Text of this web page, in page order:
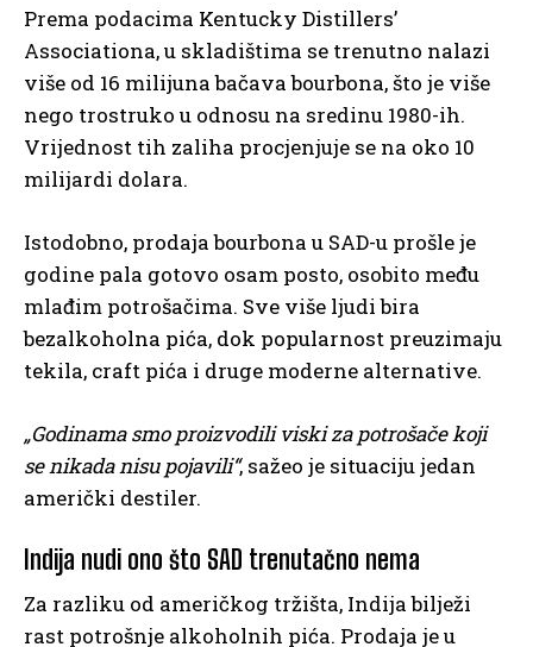
Prema podacima Kentucky Distillers’
Associationa, u skladištima se trenutno nalazi
više od 16 milijuna bačava bourbona, što je više
nego trostruko u odnosu na sredinu 1980-ih.
Vrijednost tih zaliha procjenjuje se na oko 10
milijardi dolara.
Istodobno, prodaja bourbona u SAD-u prošle je
godine pala gotovo osam posto, osobito među
mlađim potrošačima. Sve više ljudi bira
bezalkoholna pića, dok popularnost preuzimaju
tekila, craft pića i druge moderne alternative.
„Godinama smo proizvodili viski za potrošače koji
se nikada nisu pojavili“, sažeo je situaciju jedan
američki destiler.
Indija nudi ono što SAD trenutačno nema
Za razliku od američkog tržišta, Indija bilježi
rast potrošnje alkoholnih pića. Prodaja je u